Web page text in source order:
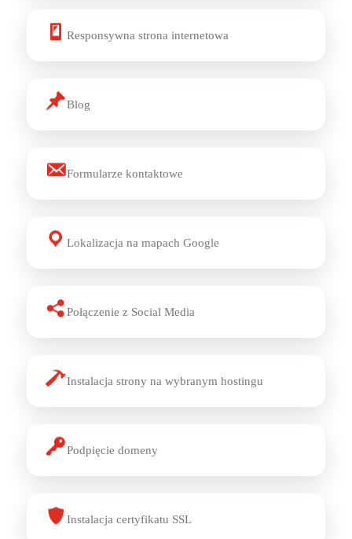
Responsywna strona internetowa
Blog
Formularze kontaktowe
Lokalizacja na mapach Google
Połączenie z Social Media
Instalacja strony na wybranym hostingu
Podpięcie domeny
Instalacja certyfikatu SSL